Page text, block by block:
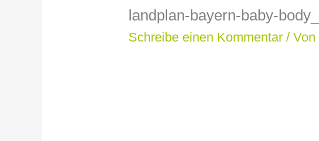
landplan-bayern-baby-
Schreibe einen Kommentar / Von